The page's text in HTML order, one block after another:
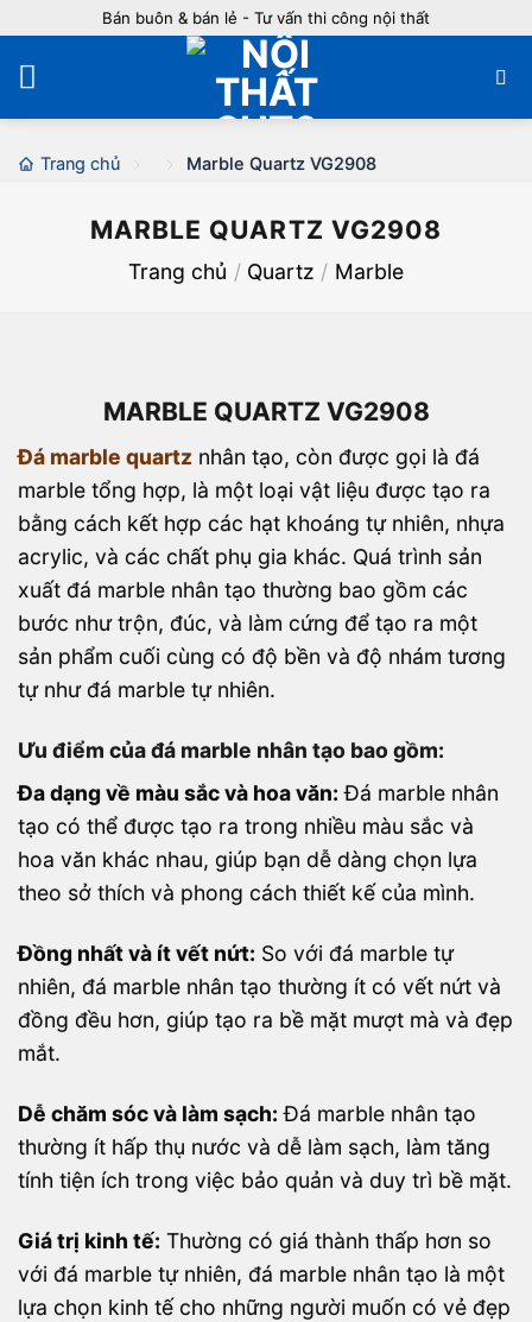
nội
dung
Bán buôn & bán lẻ - Tư vấn thi công nội thất
Trang chủ Marble Quartz VG2908
MARBLE QUARTZ VG2908
Trang chủ / Quartz / Marble
MARBLE QUARTZ VG2908
Đá marble quartz nhân tạo, còn được gọi là đá
marble tổng hợp, là một loại vật liệu được tạo ra
bằng cách kết hợp các hạt khoáng tự nhiên, nhựa
acrylic, và các chất phụ gia khác. Quá trình sản
xuất đá marble nhân tạo thường bao gồm các
bước như trộn, đúc, và làm cứng để tạo ra một
sản phẩm cuối cùng có độ bền và độ nhám tương
tự như đá marble tự nhiên.
Ưu điểm của đá marble nhân tạo bao gồm:
Đa dạng về màu sắc và hoa văn: Đá marble nhân
tạo có thể được tạo ra trong nhiều màu sắc và
hoa văn khác nhau, giúp bạn dễ dàng chọn lựa
theo sở thích và phong cách thiết kế của mình.
Đồng nhất và ít vết nứt: So với đá marble tự
nhiên, đá marble nhân tạo thường ít có vết nứt và
đồng đều hơn, giúp tạo ra bề mặt mượt mà và đẹp
mắt.
Dễ chăm sóc và làm sạch: Đá marble nhân tạo
thường ít hấp thụ nước và dễ làm sạch, làm tăng
tính tiện ích trong việc bảo quản và duy trì bề mặt.
Giá trị kinh tế: Thường có giá thành thấp hơn so
với đá marble tự nhiên, đá marble nhân tạo là một
lựa chọn kinh tế cho những người muốn có vẻ đẹp